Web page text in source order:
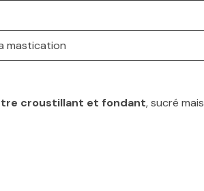
mastication
croustillant et fondant, sucré mais